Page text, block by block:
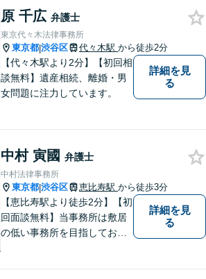
原 千広 弁護士
東京代々木法律事務所
東京都|渋谷区 代々木駅 から徒歩2分
【代々木駅より2分】【初回相
談無料】遺産相続、離婚・男
女問題に注力しています。
詳細を見
る
中村 寅國 弁護士
中村法律事務所
東京都|渋谷区 恵比寿駅 から徒歩3分
【恵比寿駅より徒歩2分】【初
回面談無料】当事務所は敷居
の低い事務所を目指しており
詳細を見
る